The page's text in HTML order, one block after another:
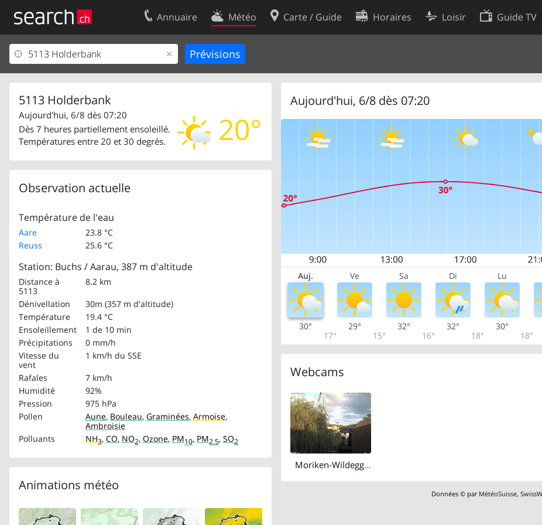
Annuaire Météo Carte / Guide Horaires Loisir Guide TV
5113 Holderbank
20°
Aujourd'hui, 6/8 dès 07:20
Dès 7 heures partiellement ensoleillé.
Températures entre 20 et 30 degrés.
Observation actuelle
Température de l'eau
Aare
23.8 °C
Reuss
25.6 °C
Station: Buchs / Aarau, 387 m d'altitude
Distance à
5113
8.2 km
Dénivellation
30m (357 m d'altitude)
Température
19.4 °C
Ensoleillement
1 de 10 min
Précipitations
0 mm/h
Vitesse du
vent
1 km/h du SSE
Rafales
7 km/h
Humidité
92%
Pression
975 hPa
Pollen
Aune, Bouleau, Graminées, Armoise,
Ambroisie
Polluants
NH3, CO, NO2, Ozone, PM10, PM2.5, SO2
Animations météo
Aujourd'hui, 6/8 dès 07:20
Auj. Ve Sa Di Lu
30°
17°
29°
15°
32°
16°
32°
18°
30°
18°
Webcams
Moriken-Wildegg › West: Schloss Wildegg - Museum Aargau
Données © par MétéoSuisse,
Votre inscription
Centre clients
Mentions Légales
Contact
Conditions d’utilisation
Préférences de cookies